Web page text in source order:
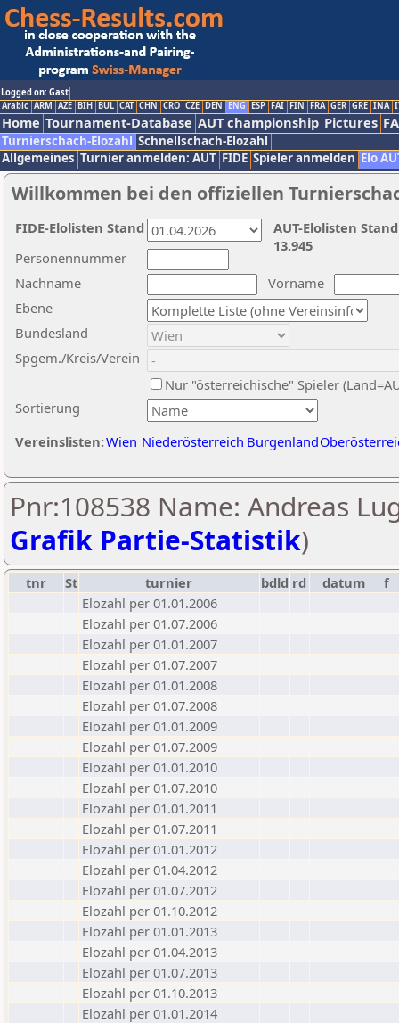
Logged on: Gast
Arabic ARM AZE BIH BUL CAT CHN CRO CZE DEN ENG ESP FAI FIN FRA GER GRE INA
Home Tournament-Database AUT championship Pictures
Turnierschach-Elozahl Schnellschach-Elozahl
Allgemeines Turnier anmelden: AUT FIDE Spieler anmelden Elo
Willkommen bei den offiziellen
Nachname
Vorname
Ebene
Sortierung
Personennummer
Bundesland
Spgem./Kreis/Verein
Nur "österreichische" Spieler
Vereinslisten:Wien Niederösterreich Burgenland
AUT-Elolisten
13.945
FIDE-Elolisten Stand
Pnr:108538 Name: Andreas
Grafik Partie-Statistik)
tnr St turnier bdld rd datum
f
Elozahl per 01.01.2006
Elozahl per 01.07.2006
Elozahl per 01.01.2007
Elozahl per 01.07.2007
Elozahl per 01.01.2008
Elozahl per 01.07.2008
Elozahl per 01.01.2009
Elozahl per 01.07.2009
Elozahl per 01.01.2010
Elozahl per 01.07.2010
Elozahl per 01.01.2011
Elozahl per 01.07.2011
Elozahl per 01.01.2012
Elozahl per 01.04.2012
Elozahl per 01.07.2012
Elozahl per 01.10.2012
Elozahl per 01.01.2013
Elozahl per 01.04.2013
Elozahl per 01.07.2013
Elozahl per 01.10.2013
Elozahl per 01.01.2014